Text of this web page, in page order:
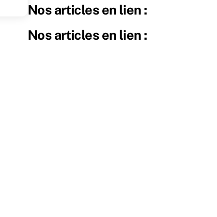
Nos articles en lien :
Nos articles en lien :